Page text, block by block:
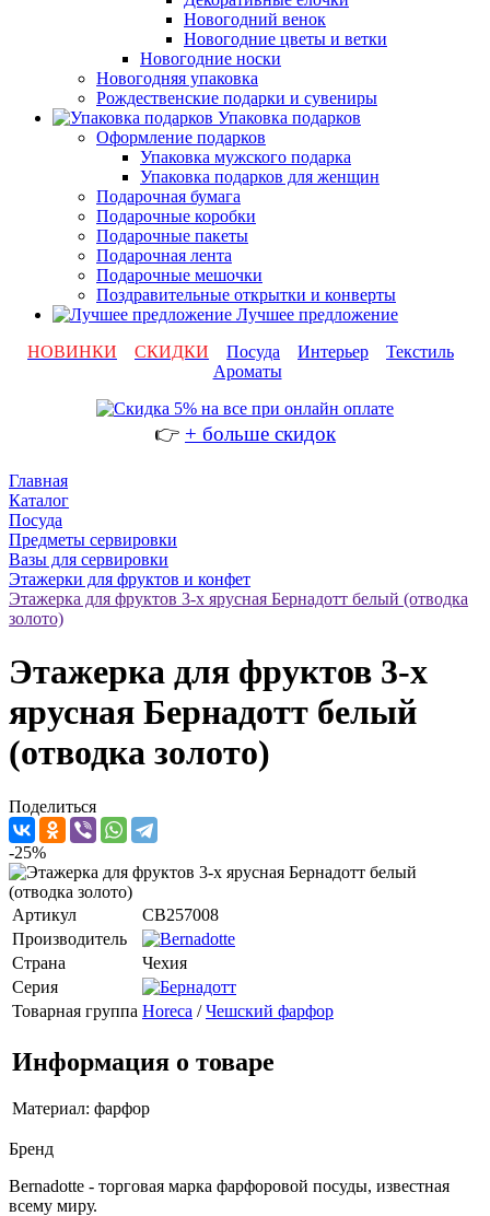
Новогодний венок
Новогодние цветы и ветки
Новогодние носки
Новогодняя упаковка
Рождественские подарки и сувениры
Упаковка подарков
Оформление подарков
Упаковка мужского подарка
Упаковка подарков для женщин
Подарочная бумага
Подарочные коробки
Подарочные пакеты
Подарочная лента
Подарочные мешочки
Поздравительные открытки и конверты
Лучшее предложение
НОВИНКИ
СКИДКИ Посуда Интерьер
Текстиль
Ароматы
👉 + больше скидок
Главная
Каталог
Посуда
Предметы сервировки
Вазы для сервировки
Этажерки для фруктов и конфет
Этажерка для фруктов 3-х ярусная Бернадотт белый (отводка
золото)
Этажерка для фруктов 3-х
ярусная Бернадотт белый
(отводка золото)
Поделиться
-25%
Артикул
CB257008
Производитель
Страна
Чехия
Серия
Товарная группа Horeca /Чешский фарфор
Информация о товаре
Материал: фарфор
Бренд
Bernadotte - торговая марка фарфоровой посуды, известная
всему миру.